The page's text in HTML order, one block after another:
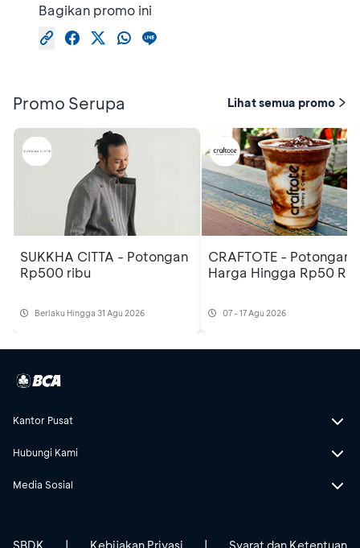
Bagikan promo ini
Promo Serupa Lihat semua promo
SUKKHA CITTA - Potongan
Rp500 ribu
Berlaku Hingga 31 Agu 2026
CRAFTOTE - Potongan
Harga Hingga Rp50
07 - 17 Agu 2026
Kantor Pusat
Hubungi Kami
Media Sosial
SBDK | Kebijakan Privasi | Syarat dan Ketentuan